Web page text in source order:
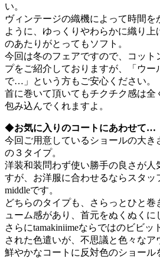
い。
ヴィンテージの織機によって時間
ように、ゆっくりやわらかに織り
のあたりがとってもソフト。
今回は冬のフェアですので、コット
プをご紹介しておりますが、「ウー
で…」という方もご安心ください。
首に巻いて頂いてもチクチク感は全
包み込んでくれますよ。
◆お気に入りのコートにあわせて…
今回ご用意しているショールの大き
の３タイプ。
洋装和装問わず使い勝手の良さが人
すが、お洋服に合わせるならスタッ
middleです。
どちらのタイプも、さらっとひと巻
ューム感があり、首元をぬくぬくに
さらにtamakiniimeならではのビビ
された色遣いが、不思議と色々なア
鮮やかなコートに反対色のショール